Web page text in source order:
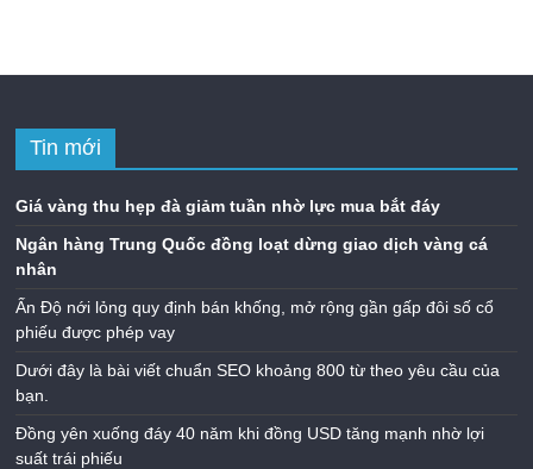
Tin mới
Giá vàng thu hẹp đà giảm tuần nhờ lực mua bắt đáy
Ngân hàng Trung Quốc đồng loạt dừng giao dịch vàng cá
nhân
Ấn Độ nới lỏng quy định bán khống, mở rộng gần gấp đôi số cổ
phiếu được phép vay
Dưới đây là bài viết chuẩn SEO khoảng 800 từ theo yêu cầu của
bạn.
Đồng yên xuống đáy 40 năm khi đồng USD tăng mạnh nhờ lợi
suất trái phiếu